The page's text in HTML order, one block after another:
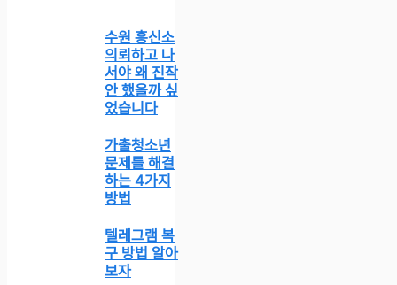
수원 흥신소
의뢰하고 나
서야 왜 진작
안 했을까 싶
었습니다
가출청소년
문제를 해결
하는 4가지
방법
텔레그램 복
구 방법 알아
보자